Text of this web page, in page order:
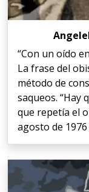
“Con un oído
La frase del
método de
saqueos. “Hay
que repetía el
agosto de